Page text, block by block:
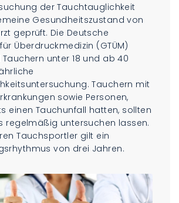
der Tauchtauglichkeit
Gesundheitszustand von
geprüft. Die Deutsche
Überdruckmedizin (GTÜM)
unter 18 und ab 40
Tauchern mit
sowie Personen,
einen Tauchunfall hatten, sollten
regelmäßig untersuchen lassen.
Tauchsportler gilt ein
von drei Jahren.